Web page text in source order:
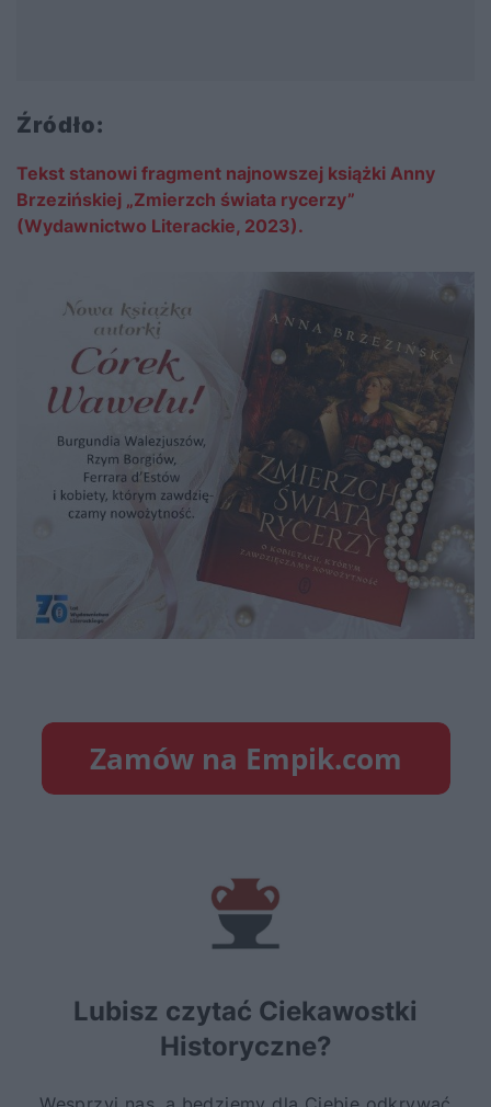
Źródło:
Tekst stanowi fragment najnowszej książki Anny
Brzezińskiej „Zmierzch świata rycerzy”
(Wydawnictwo Literackie, 2023).